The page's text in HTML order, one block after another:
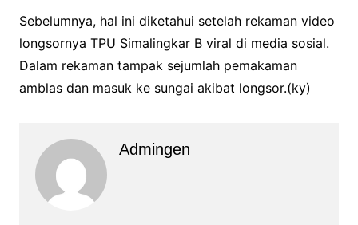
Sebelumnya, hal ini diketahui setelah rekaman video
longsornya TPU Simalingkar B viral di media sosial.
Dalam rekaman tampak sejumlah pemakaman
amblas dan masuk ke sungai akibat longsor.(ky)
Admingen